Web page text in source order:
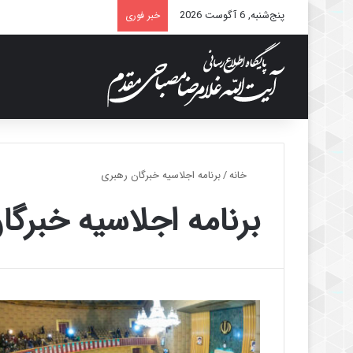
پنج‌شنبه, 6 آگوست 2026 خبر فوری
خانه/برنامه اجلاسیه خبرگان رهبری
برنامه اجلاسیه